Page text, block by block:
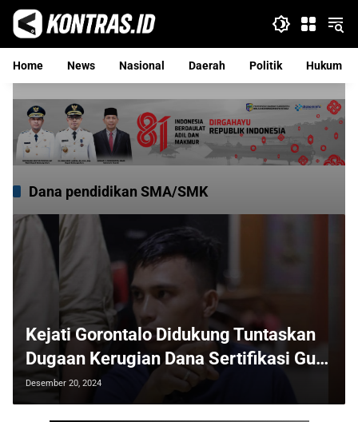
Langsung
konten
Home
News Nasional Daerah Politik Hukum
Dana pendidikan SMA/SMK
Kejati Gorontalo Didukung Tuntaskan
Dugaan Kerugian Dana Sertifikasi Guru
SMA/SMK
Desember 20, 2024